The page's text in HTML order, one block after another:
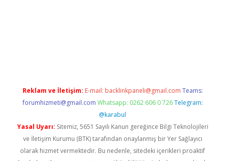
Reklam ve İletişim: E-mail: backlinkpaneli@gmail.com Teams:
forumhizmeti@gmail.com Whatsapp: 0262 606 0 726 Telegram:
@karabul
Yasal Uyarı: Sitemiz, 5651 Sayılı Kanun gereğince Bilgi Teknolojileri
ve İletişim Kurumu (BTK) tarafından onaylanmış bir Yer Sağlayıcı
olarak hizmet vermektedir. Bu nedenle, sitedeki içerikleri proaktif